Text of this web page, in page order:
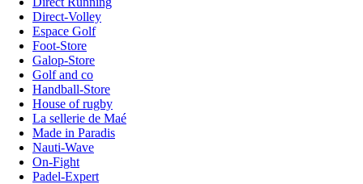
Direct-Volley
Espace Golf
Foot-Store
Galop-Store
Golf and co
Handball-Store
House of rugby
La sellerie de Maé
Made in Paradis
Nauti-Wave
On-Fight
Padel-Expert